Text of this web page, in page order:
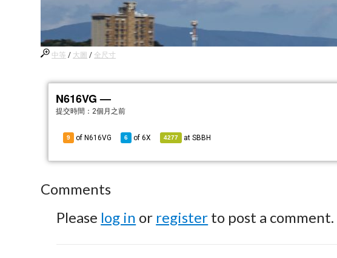
中等 / 大圖 / 全尺寸
N616VG —
提交時間：2個月之前
9 of N616VG 6 of6X 4277 atSBBH
Comments
Please log in or register to post a comment.